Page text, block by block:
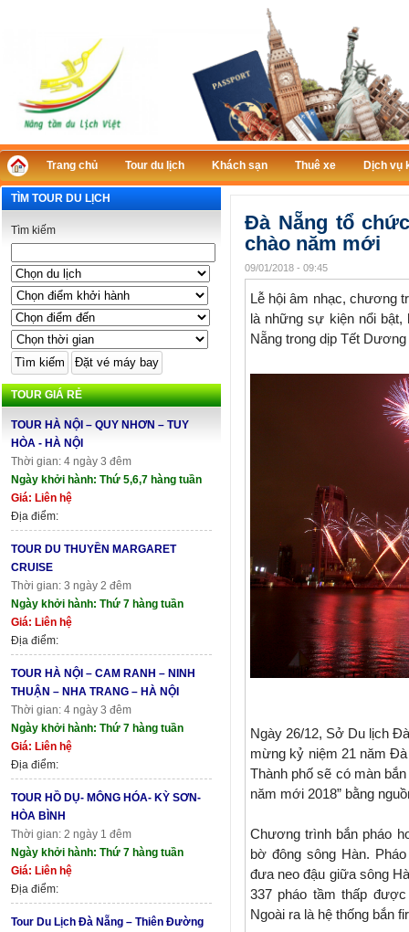
Trang chủ Tour du lịch Khách sạn Thuê xe Dịch vụ
TÌM TOUR DU LỊCH
Tìm kiếm
TOUR GIÁ RẺ
TOUR HÀ NỘI – QUY NHƠN – TUY
HÒA - HÀ NỘI
Thời gian: 4 ngày 3 đêm
Ngày khởi hành: Thứ 5,6,7 hàng tuần
Giá: Liên hệ
Địa điểm:
TOUR DU THUYỀN MARGARET
CRUISE
Thời gian: 3 ngày 2 đêm
Ngày khởi hành: Thứ 7 hàng tuần
Giá: Liên hệ
Địa điểm:
TOUR HÀ NỘI – CAM RANH – NINH
THUẬN – NHA TRANG – HÀ NỘI
Thời gian: 4 ngày 3 đêm
Ngày khởi hành: Thứ 7 hàng tuần
Giá: Liên hệ
Địa điểm:
TOUR HỒ DỤ- MÔNG HÓA- KỲ SƠN-
HÒA BÌNH
Thời gian: 2 ngày 1 đêm
Ngày khởi hành: Thứ 7 hàng tuần
Giá: Liên hệ
Địa điểm:
Tour Du Lịch Đà Nẵng – Thiên Đường
Đà Nẵng tổ
chào năm mới
09/01/2018 - 09:45
Lễ hội âm nhạc, chương
là những sự kiện nổi
Nẵng trong dịp Tết
Ngày 26/12, Sở Du lịch
mừng kỷ niệm 21 năm
Thành phố sẽ có màn
năm mới 2018” bằng
Chương trình bắn pháo
bờ đông sông Hàn.
đưa neo đậu giữa sông
337 pháo tầm thấp
Ngoài ra là hệ thống bắn